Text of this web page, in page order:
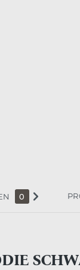
0